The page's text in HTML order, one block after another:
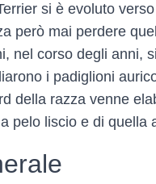
si è evoluto
però mai perdere
nel corso degli anni,
i padiglioni
della razza venne
pelo liscio e di quella